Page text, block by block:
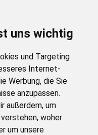
uns wichtig
und Targeting
Internet-
Werbung, die Sie
anzupassen.
außerdem, um
woher
um unsere